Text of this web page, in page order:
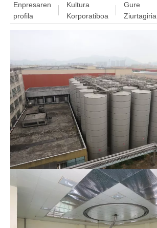
Enpresaren
profila
Kultura
Korporatiboa
Gure
Ziurtagiria